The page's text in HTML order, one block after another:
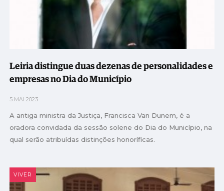
Leiria distingue duas dezenas de personalidades e
empresas no Dia do Município
5 MAI 2023
A antiga ministra da Justiça, Francisca Van Dunem, é a
oradora convidada da sessão solene do Dia do Município, na
qual serão atribuídas distinções honoríficas.
VIVER